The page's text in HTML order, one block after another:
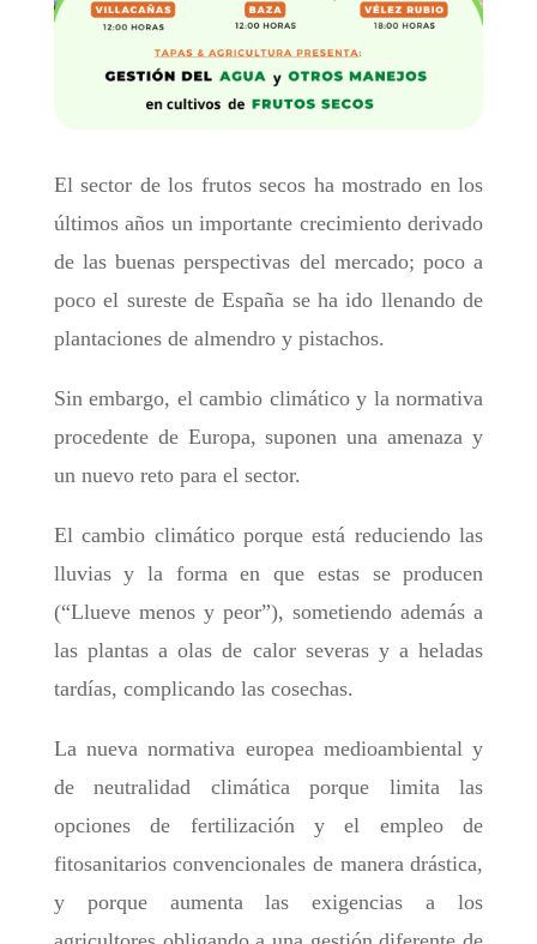
El sector de los frutos secos ha mostrado en los
últimos años un importante crecimiento derivado
de las buenas perspectivas del mercado; poco a
poco el sureste de España se ha ido llenando de
plantaciones de almendro y pistachos.
Sin embargo, el cambio climático y la normativa
procedente de Europa, suponen una amenaza y
un nuevo reto para el sector.
El cambio climático porque está reduciendo las
lluvias y la forma en que estas se producen
(“Llueve menos y peor”), sometiendo además a
las plantas a olas de calor severas y a heladas
tardías, complicando las cosechas.
La nueva normativa europea medioambiental y
de neutralidad climática porque limita las
opciones de fertilización y el empleo de
fitosanitarios convencionales de manera drástica,
y porque aumenta las exigencias a los